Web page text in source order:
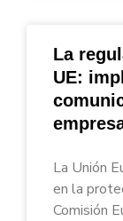
La
UE:
La Unión
en la
Comisión